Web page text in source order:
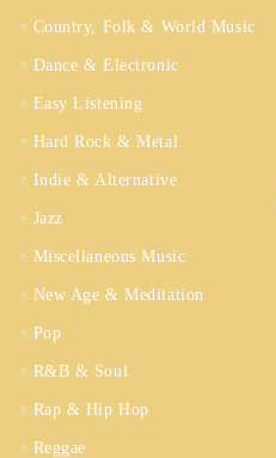
Country, Folk & World Music
Dance & Electronic
Easy Listening
Hard Rock & Metal
Indie & Alternative
Jazz
Miscellaneous Music
New Age & Meditation
Pop
R&B & Soul
Rap & Hip Hop
Reggae